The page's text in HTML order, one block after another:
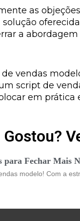
as
a
vendas
script de
em
Gostou?
Fechar Mais
modelo! Com a